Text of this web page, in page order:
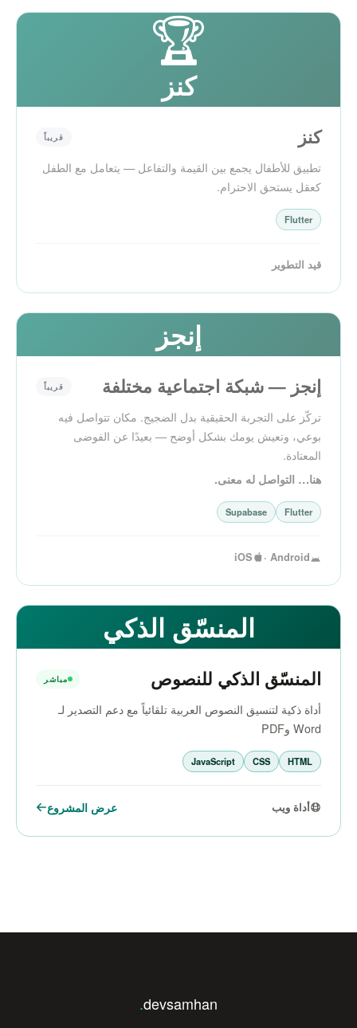
🏆
كنز
كنز قريباً
تطبيق للأطفال يجمع بين القيمة والتفاعل — يتعامل مع الطفل
كعقل يستحق الاحترام.
Flutter
قيد التطوير
إنجز
إنجز — شبكة اجتماعية مختلفة قريباً
تركّز على التجربة الحقيقية بدل الضجيج. مكان تتواصل فيه
بوعي، وتعيش يومك بشكل أوضح — بعيدًا عن الفوضى
المعتادة.
هنا… التواصل له معنى.
Flutter
Supabase
Android ·
iOS
المنسّق الذكي
المنسّق الذكي للنصوص مباشر
أداة ذكية لتنسيق النصوص العربية تلقائياً مع دعم التصدير لـ
Word وPDF
HTML
CSS
JavaScript
أداة ويب عرض المشروع
devsamhan
.